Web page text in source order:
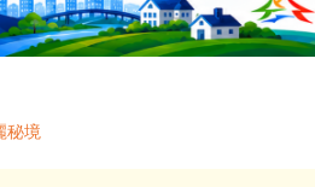
秘境